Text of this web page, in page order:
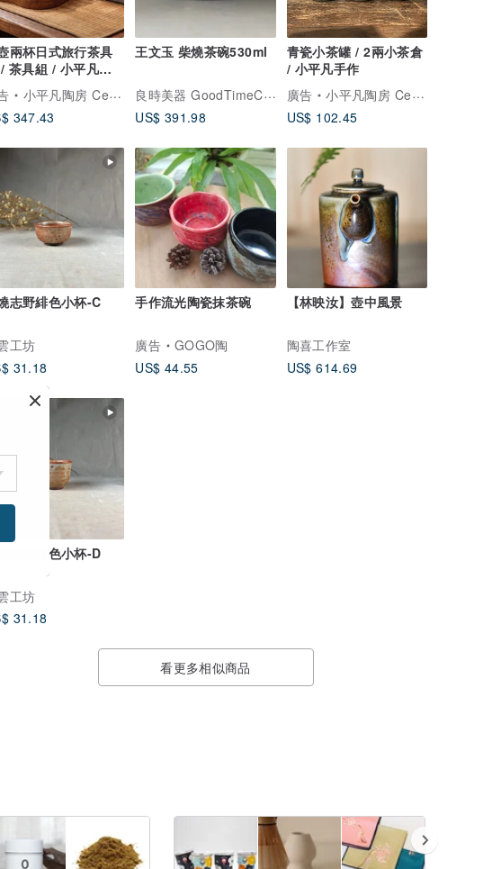
兩杯日式旅行茶具
茶具組 / 小平凡手
小平凡陶房 Ceramic Designs
347.43
王文玉 柴燒茶碗530ml
良時美器 GoodTimeCeramics
US$ 391.98
青瓷小茶罐 / 2兩小茶倉
/ 小平凡手作
廣告
小平凡陶房 Ceramic Designs
US$ 102.45
志野緋色小杯-C
工坊
31.18
手作流光陶瓷抹茶碗
廣告
GOGO陶
US$ 44.55
【林映汝】壺中風景
陶喜工作室
US$ 614.69
燒志野緋色小杯-D
工坊
31.18
看更多相似商品